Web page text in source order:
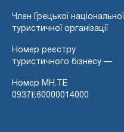
Член Грецької національної
туристичної організації
Номер реєстру
туристичного бізнесу —
Номер MH.TE
0937Ε60000014000